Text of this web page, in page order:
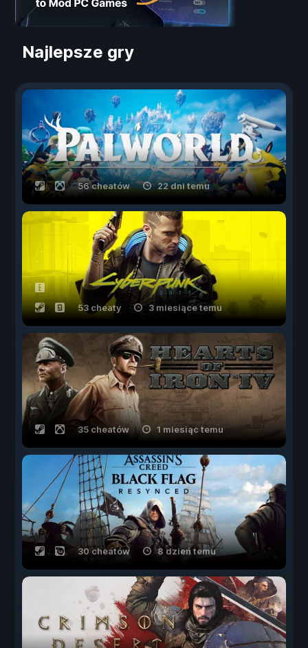
Najlepsze gry
56 cheatów 22 dni temu
53 cheaty 3 miesiące temu
35 cheatów 1 miesiąc temu
30 cheatów 8 dzień temu